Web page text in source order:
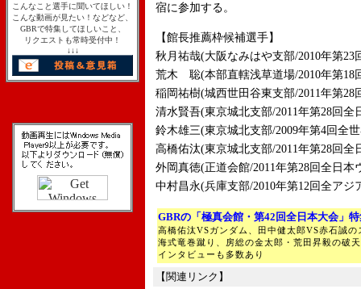
こんなこと選手に聞いてほしい！
こんな動画が見たい！などなど、
GBRで特集してほしいこと、
リクエストも常時受付中！
↓↓↓
宿に参加する。
【館長推薦枠候補選手】
秋月祐哉(大阪なみはや支部/2010年第23
荒木 聡(本部直轄浅草道場/2010年第18
稲岡祐樹(城西世田谷東支部/2011年第
清水賢吾(東京城北支部/2011年第28回
鈴木雄三(東京城北支部/2009年第4回全
高橋佑汰(東京城北支部/2011年第28回
外岡真徳(正道会館/2011年第28回全日本
中村昌永(兵庫支部/2010年第12回全アジ
GBRの「極真会館・第42回全日本大会」
高橋佑汰VSガンダム、田中健太郎VS赤石誠
海式竜巻蹴り、房総の金太郎・荒田昇毅の破
インタビューも多数あり
【関連リンク】